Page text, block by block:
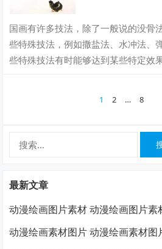
国画有许多技法，除了一般说的没骨
些特殊技法，例如撒盐法、水冲法、
些特殊技法有时能够达到某些特定效
页
1 2 … 8
最新文章
动漫绘画图片素材 动漫绘画图片素
动漫绘画素材图片 动漫绘画素材图